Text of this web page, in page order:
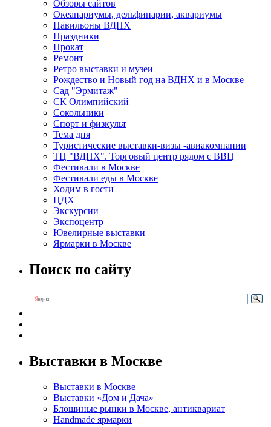
Обзоры сайтов
Океанариумы, дельфинарии, аквариумы
Павильоны ВДНХ
Праздники
Прокат
Ремонт
Ретро выставки и музеи
Рождество и Новый год на ВДНХ и в Москве
Сад "Эрмитаж"
СК Олимпийский
Сокольники
Спорт и физкульт
Тема дня
Туристические выставки-визы -авиакомпании
ТЦ "ВДНХ". Торговый центр рядом с ВВЦ
Фестивали в Москве
Фестивали еды в Москве
Ходим в гости
ЦДХ
Экскурсии
Экспоцентр
Ювелирные выставки
Ярмарки в Москве
Поиск по сайту
Выставки в Москве
Выставки в Москве
Выставки «Дом и Дача»
Блошиные рынки в Москве, антиквариат
Handmade ярмарки